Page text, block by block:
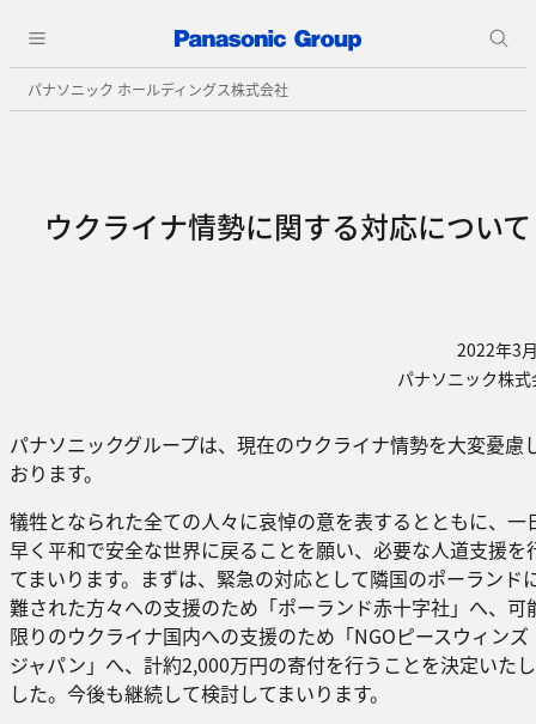
パナソニック ホールディングス株式会社
ウクライナ情勢に関する対応について
2022年3
パナソニック株
パナソニックグループは、現在のウクライナ情勢を大変憂慮
おります。
犠牲となられた全ての人々に哀悼の意を表するとともに、一
早く平和で安全な世界に戻ることを願い、必要な人道支援を
てまいります。まずは、緊急の対応として隣国のポーランド
難された方々への支援のため「ポーランド赤十字社」へ、可
限りのウクライナ国内への支援のため「NGOピースウィンズ
ジャパン」へ、計約2,000万円の寄付を行うことを決定いた
した。今後も継続して検討してまいります。